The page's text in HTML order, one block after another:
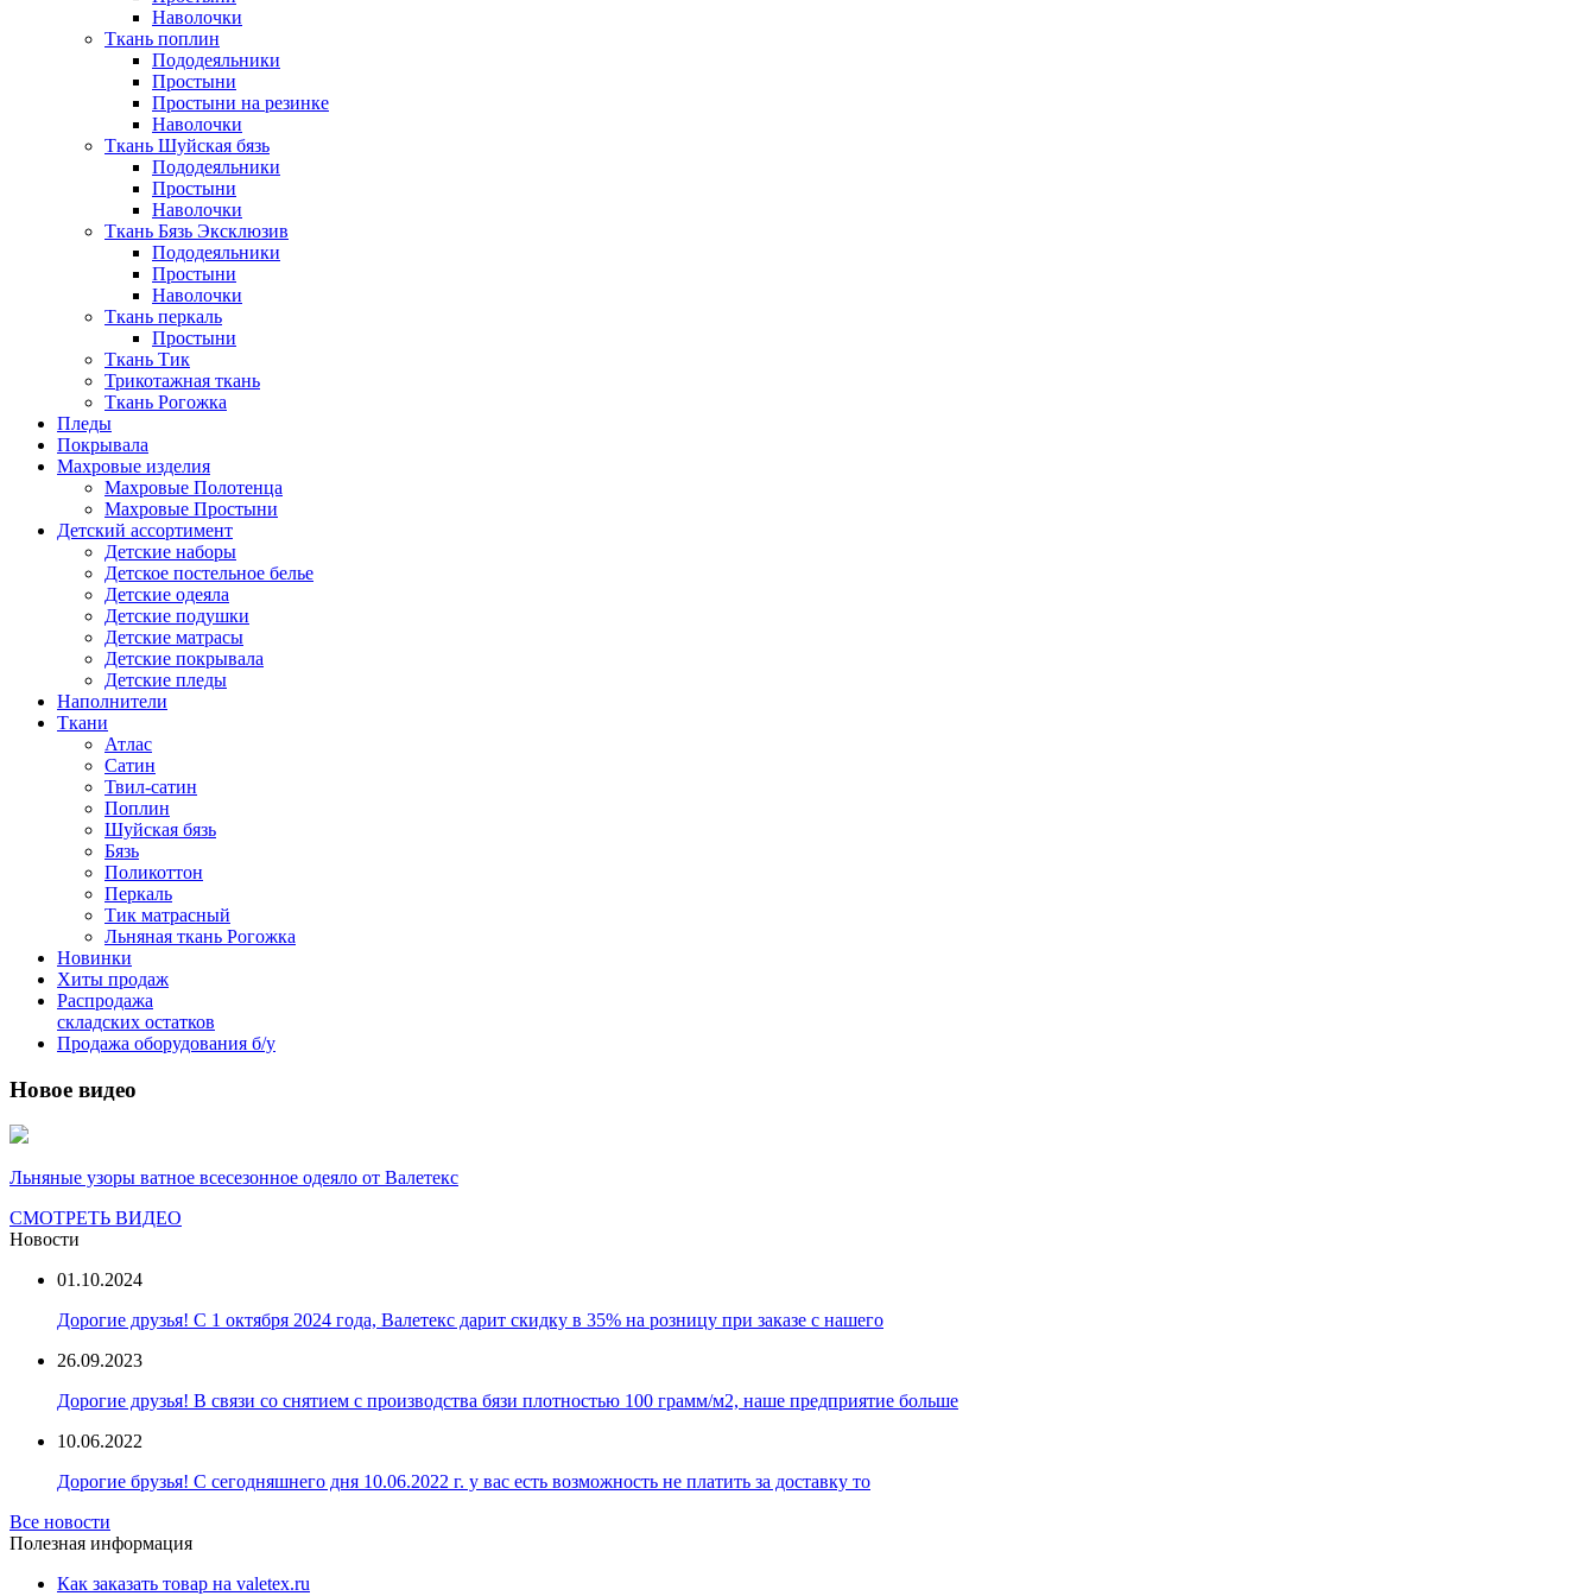
Наволочки
Ткань поплин
Пододеяльники
Простыни
Простыни на резинке
Наволочки
Ткань Шуйская бязь
Пододеяльники
Простыни
Наволочки
Ткань Бязь Эксклюзив
Пододеяльники
Простыни
Наволочки
Ткань перкаль
Простыни
Ткань Тик
Трикотажная ткань
Ткань Рогожка
Пледы
Покрывала
Махровые изделия
Махровые Полотенца
Махровые Простыни
Детский ассортимент
Детские наборы
Детское постельное белье
Детские одеяла
Детские подушки
Детские матрасы
Детские покрывала
Детские пледы
Наполнители
Ткани
Атлас
Сатин
Твил-сатин
Поплин
Шуйская бязь
Бязь
Поликоттон
Перкаль
Тик матрасный
Льняная ткань Рогожка
Новинки
Хиты продаж
Распродажа
складских остатков
Продажа оборудования б/у
Новое видео
Льняные узоры ватное всесезонное одеяло от Валетекс
СМОТРЕТЬ ВИДЕО
Новости
01.10.2024
Дорогие друзья! С 1 октября 2024 года, Валетекс дарит скидку в 35% на розницу при заказе с нашего
26.09.2023
Дорогие друзья! В связи со снятием с производства бязи плотностью 100 грамм/м2, наше предприятие больше
10.06.2022
Дорогие брузья! С сегодняшнего дня 10.06.2022 г. у вас есть возможность не платить за доставку то
Все новости
Полезная информация
Как заказать товар на valetex.ru